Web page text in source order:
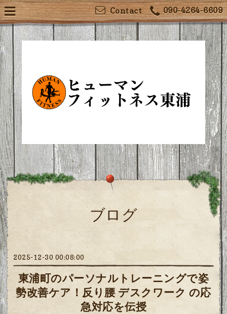
090-4264-6609
Contact
ブログ
2025-12-30 00:08:00
東浦町のパーソナルトレーニングで姿
勢改善ケア！反り腰 デスクワーク の応
急対応を伝授